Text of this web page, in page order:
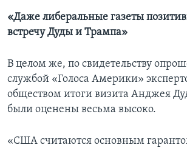
«Даже либеральные газеты
встречу Дуды и Трампа»
В целом же, по свидетельству
службой «Голоса Америки»
обществом итоги визита Анджея
были оценены весьма высоко.
«США считаются основным